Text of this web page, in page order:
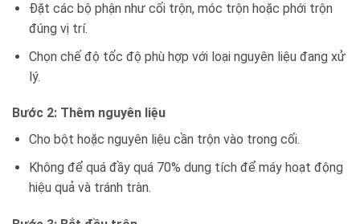
Đặt các bộ phận như cối trộn, móc trộn hoặc phới trộn
đúng vị trí.
Chọn chế độ tốc độ phù hợp với loại nguyên liệu đang xử
lý.
Bước 2: Thêm nguyên liệu
Cho bột hoặc nguyên liệu cần trộn vào trong cối.
Không để quá đầy quá 70% dung tích để máy hoạt động
hiệu quả và tránh tràn.